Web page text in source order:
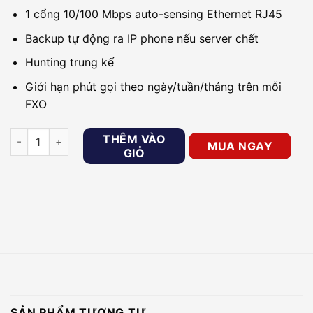
1 cổng 10/100 Mbps auto-sensing Ethernet RJ45
Backup tự động ra IP phone nếu server chết
Hunting trung kế
Giới hạn phút gọi theo ngày/tuần/tháng trên mỗi
FXO
Gateway giao tiếp IP 4 cổng FXO YEASTAR TA410 số lượng
THÊM VÀO
GIỎ
MUA NGAY